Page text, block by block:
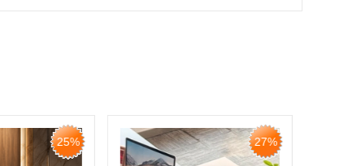
27% 35%